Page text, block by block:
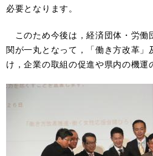
必要となります。
このため今後は，経済団体・労働
関が一丸となって，「働き方改革」
け，企業の取組の促進や県内の機運